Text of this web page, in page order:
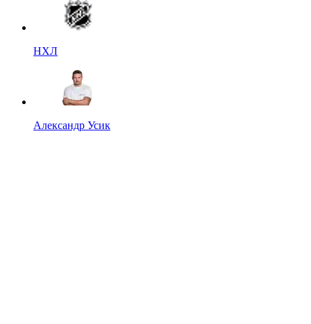
НХЛ
Александр Усик